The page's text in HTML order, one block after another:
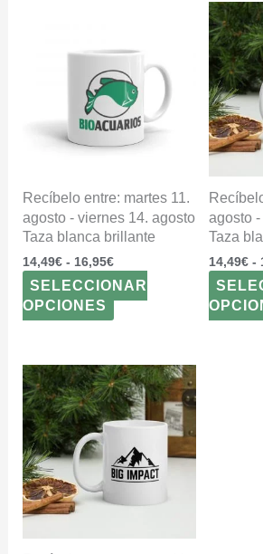
Recíbelo entre: martes 11.
agosto - viernes 14. agosto
Taza blanca brillante
14,49€ - 16,95€
desde
14,49€
hasta
16,95€
SELECCIONAR
OPCIONES
tiene
múltiples
variantes.
Las
opciones
se
la
de
producto
agosto
Taza
14,49€ -
Rango
de
precios:
desde
hasta
16,95€
Este
producto
tiene
múltiples
variantes.
Las